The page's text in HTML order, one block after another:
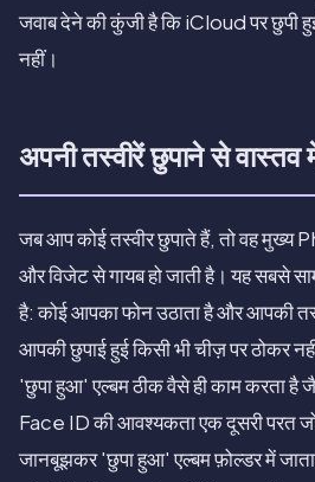
जवाब देने की कुंजी है कि iCloud पर छुपी हुई
नहीं।
अपनी तस्वीरें छुपाने से वास्तव
जब आप कोई तस्वीर छुपाते हैं, तो वह मुख्य
और विजेट से गायब हो जाती है। यह सबसे
है: कोई आपका फोन उठाता है और आपकी
आपकी छुपाई हुई किसी भी चीज़ पर ठोकर
'छुपा हुआ' एल्बम ठीक वैसे ही काम करता है
Face ID की आवश्यकता एक दूसरी परत
जानबूझकर 'छुपा हुआ' एल्बम फ़ोल्डर में